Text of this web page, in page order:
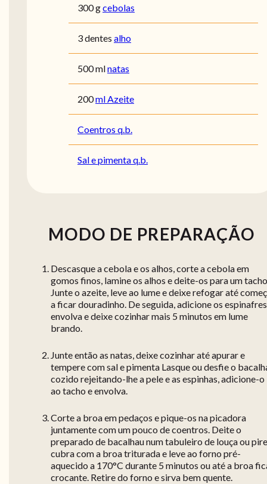
300 gcebolas
3 dentes alho
500 mlnatas
200ml Azeite
Coentros q.b.
Sal e pimenta q.b.
MODO DE PREPARAÇÃO
Descasque a cebola e os alhos, corte a cebola em
gomos finos, lamine os alhos e deite-os para um
Junte o azeite, leve ao lume e deixe refogar até
a ficar douradinho. De seguida, adicione os
envolva e deixe cozinhar mais 5 minutos em lume
brando.
Junte então as natas, deixe cozinhar até apurar e
tempere com sal e pimenta Lasque ou desfie o
cozido rejeitando-lhe a pele e as espinhas, adicione-o
ao tacho e envolva.
Corte a broa em pedaços e pique-os na picadora
juntamente com um pouco de coentros. Deite o
preparado de bacalhau num tabuleiro de louça ou
cubra com a broa triturada e leve ao forno pré-
aquecido a 170°C durante 5 minutos ou até a broa
crocante. Retire do forno e sirva bem quente.